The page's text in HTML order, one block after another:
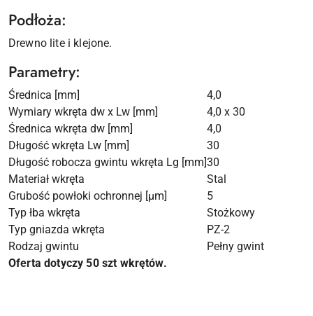
Podłoża:
Drewno lite i klejone.
Parametry:
Średnica [mm]
4,0
Wymiary wkręta dw x Lw [mm]
4,0 x 30
Średnica wkręta dw [mm]
4,0
Długość wkręta Lw [mm]
30
Długość robocza gwintu wkręta Lg [mm]30
Materiał wkręta
Stal
Grubość powłoki ochronnej [µm]
5
Typ łba wkręta
Stożkowy
Typ gniazda wkręta
PZ-2
Rodzaj gwintu
Pełny gwint
Oferta dotyczy 50 szt wkrętów.